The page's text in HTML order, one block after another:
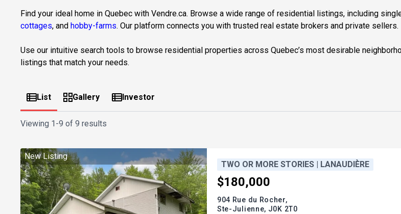
Find your ideal home in Quebec with Vendre.ca. Browse a wide range of residential listings, including
cottages, and hobby-farms. Our platform connects you with trusted real estate brokers and private sellers.
Use our intuitive search tools to browse residential properties across Quebec’s most desirable
listings that match your needs.
List Gallery Investor
Viewing 1-9 of 9 results
New Listing
TWO OR MORE STORIES | LANAUDIÈRE
$180,000
904 Rue du Rocher,
Ste-Julienne, J0K 2T0